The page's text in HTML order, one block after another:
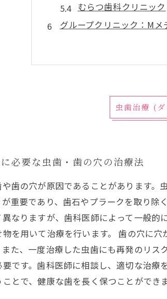
むらつ歯科クリニック
グループクリニック：M
虫歯治療 (
必要な虫歯・歯の穴の治療法
歯の穴が原因であることがあります
重要であり、歯石やプラークを取り
なりますが、歯科医師によって一般
を用いて治療を行います。 歯の穴に
た、一度治療した虫歯にも再発のリ
です。歯科医師に相談し、適切な治
とで、健康な歯を長く保つことができま